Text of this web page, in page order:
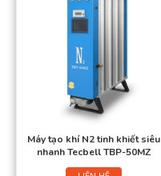
Máy tạo khí N2 tinh khiết siêu
nhanh Tecbell TBP-50MZ